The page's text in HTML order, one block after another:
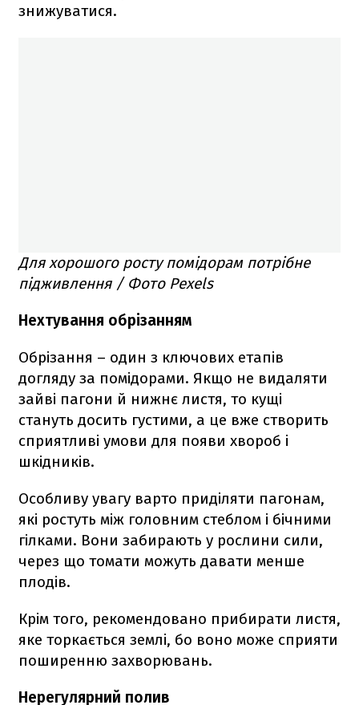
знижуватися.
Для хорошого росту помідорам потрібне
підживлення / Фото Pexels
Нехтування обрізанням
Обрізання – один з ключових етапів
догляду за помідорами. Якщо не видаляти
зайві пагони й нижнє листя, то кущі
стануть досить густими, а це вже створить
сприятливі умови для появи хвороб і
шкідників.
Особливу увагу варто приділяти пагонам,
які ростуть між головним стеблом і бічними
гілками. Вони забирають у рослини сили,
через що томати можуть давати менше
плодів.
Крім того, рекомендовано прибирати листя,
яке торкається землі, бо воно може сприяти
поширенню захворювань.
Нерегулярний полив